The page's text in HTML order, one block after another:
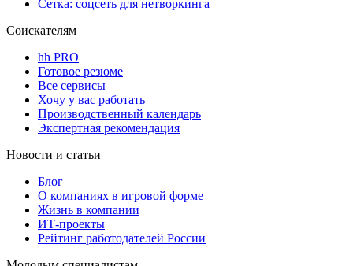
Сетка: соцсеть для нетворкинга
Соискателям
hh PRO
Готовое резюме
Все сервисы
Хочу у вас работать
Производственный календарь
Экспертная рекомендация
Новости и статьи
Блог
О компаниях в игровой форме
Жизнь в компании
ИТ-проекты
Рейтинг работодателей России